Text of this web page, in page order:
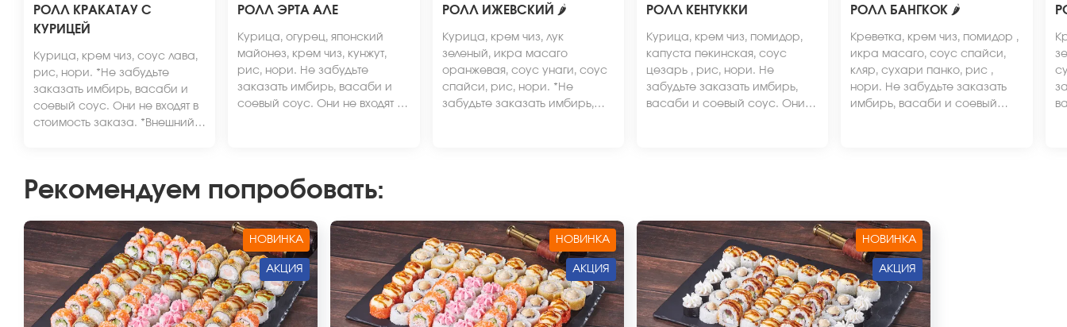
РОЛЛ КРАКАТАУ С
КУРИЦЕЙ
Курица, крем чиз, соус лава,
рис, нори. *Не забудьте
заказать имбирь, васаби и
соевый соус. Они не входят в
стоимость заказа. *Внешний
РОЛЛ ЭРТА АЛЕ
Курица, огурец, японский
майонез, крем чиз, кунжут,
рис, нори. Не забудьте
заказать имбирь, васаби и
соевый соус. Они не входят в
РОЛЛ ИЖЕВСКИЙ 🌶
Курица, крем чиз, лук
зеленый, икра масаго
оранжевая, соус унаги, соус
спайси, рис, нори. *Не
забудьте заказать имбирь,
РОЛЛ КЕНТУККИ
Курица, крем чиз, помидор,
капуста пекинская, соус
цезарь , рис, нори. Не
забудьте заказать имбирь,
васаби и соевый соус. Они
РОЛЛ БАНГКОК 🌶
Креветка, крем чиз, помидор ,
икра масаго, соус спайси,
кляр, сухари панко, рис ,
нори. Не забудьте заказать
имбирь, васаби и соевый
Рекомендуем попробовать:
НОВИНКА
АКЦИЯ
НОВИНКА
АКЦИЯ
НОВИНКА
АКЦИЯ